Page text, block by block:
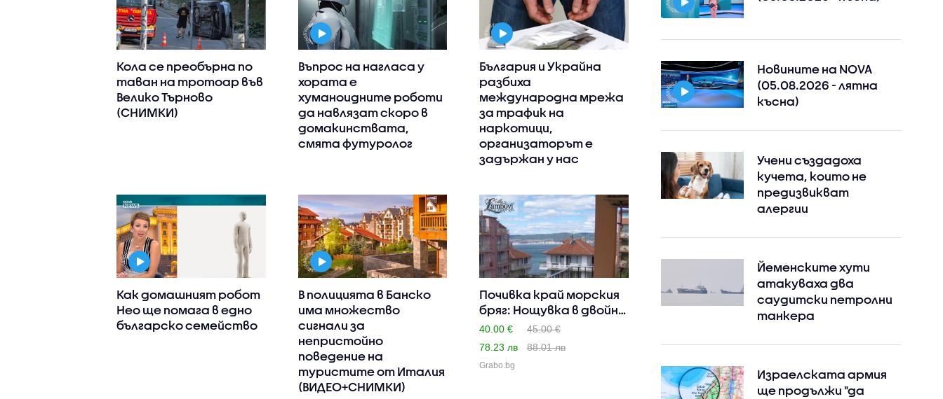
Кола се преобърна по
таван на тротоар във
Велико Търново
(СНИМКИ)
Въпрос на нагласа у
хората е
хуманоидните роботи
да навлязат скоро в
домакинствата,
смята футуролог
България и Украйна
разбиха
международна мрежа
за трафик на
наркотици,
организаторът е
задържан у нас
Как домашният робот
Нео ще помага в едно
българско семейство
В полицията в Банско
има множество
сигнали за
непристойно
поведение на
туристите от Италия
(ВИДЕО+СНИМКИ)
Почивка край морския
бряг: Нощувка в двойна
..
40.00 €
45.00 €
78.23 лв
88.01 лв
Grabo.bg
Новините на NOVA
(05.08.2026 - лятна
късна)
Учени създадоха
кучета, които не
предизвикват
алергии
Йеменските хути
атакуваха два
саудитски петролни
танкера
Израелската армия
ще продължи "да